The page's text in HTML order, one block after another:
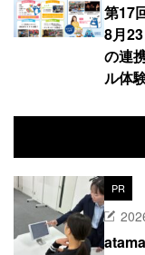
第17
8月
の連
ル体
PR